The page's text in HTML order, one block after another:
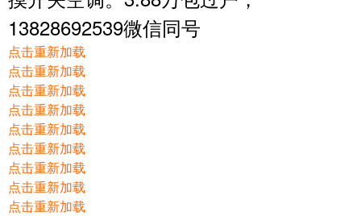
13828692539微信同号
点击重新加载
点击重新加载
点击重新加载
点击重新加载
点击重新加载
点击重新加载
点击重新加载
点击重新加载
点击重新加载